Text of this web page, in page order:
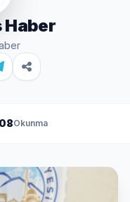
Haber
Okunma